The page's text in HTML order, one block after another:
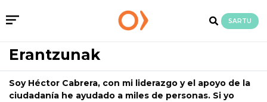
SARTU
Erantzunak
Soy Héctor Cabrera, con mi liderazgo y el apoyo de la
ciudadanía he ayudado a miles de personas. Si yo